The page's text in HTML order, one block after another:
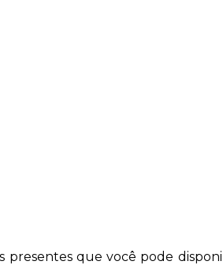
que você pode